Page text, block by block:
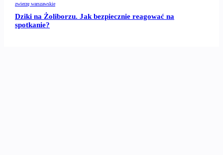
zwierzę warszawskie
Dziki na Żoliborzu. Jak bezpiecznie reagować na
spotkanie?